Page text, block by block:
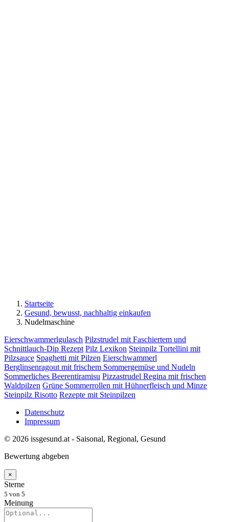
Startseite
Gesund, bewusst, nachhaltig einkaufen
Nudelmaschine
Eierschwammerlgulasch Pilzstrudel mit Faschiertem und
Schnittlauch-Dip Rezept Pilz Lexikon Steinpilz Tortellini mit
Pilzsauce Spaghetti mit Pilzen Eierschwammerl
Berglinsenragout mit frischem Sommergemüse und Nudeln
Sommerliches Beerentiramisu Pizzastrudel Regina mit frischen
Waldpilzen Grüne Sommerrollen mit Hühnerfleisch und Minze
Steinpilz Risotto Rezepte mit Steinpilzen
Datenschutz
Impressum
© 2026 issgesund.at - Saisonal, Regional, Gesund
Bewertung abgeben
×
Sterne
5 von 5
Meinung